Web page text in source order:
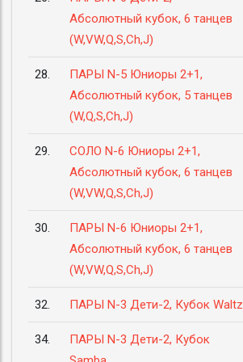
Абсолютный кубок, 6 танцев
(W,VW,Q,S,Ch,J)
28.
ПАРЫ N-5 Юниоры 2+1,
Абсолютный кубок, 5 танцев
(W,Q,S,Ch,J)
29.
СОЛО N-6 Юниоры 2+1,
Абсолютный кубок, 6 танцев
(W,VW,Q,S,Ch,J)
30.
ПАРЫ N-6 Юниоры 2+1,
Абсолютный кубок, 6 танцев
(W,VW,Q,S,Ch,J)
32. ПАРЫ N-3 Дети-2, Кубок Waltz
34.
ПАРЫ N-3 Дети-2, Кубок